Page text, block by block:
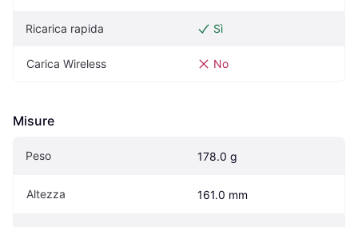
Ricarica rapida Sì
Carica Wireless No
Misure
Peso 178.0 g
Altezza 161.0 mm